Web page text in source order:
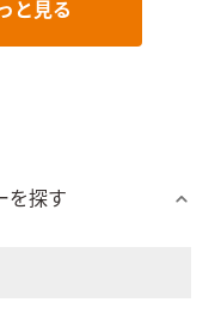
と見る
を探す